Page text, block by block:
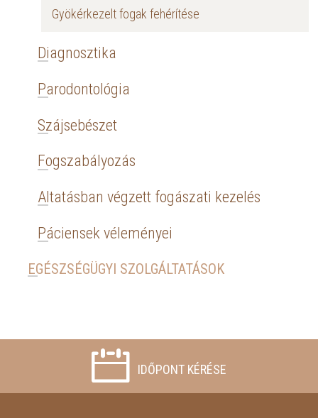
Gyökérkezelt fogak fehérítése
Diagnosztika
Parodontológia
Szájsebészet
Fogszabályozás
Altatásban végzett fogászati kezelés
Páciensek véleményei
EGÉSZSÉGÜGYI SZOLGÁLTATÁSOK
IDŐPONT KÉRÉSE